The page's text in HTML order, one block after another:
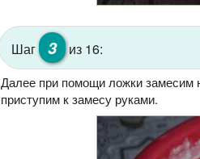
Шаг 3 из 16:
Далее при помощи ложки замесим
приступим к замесу руками.